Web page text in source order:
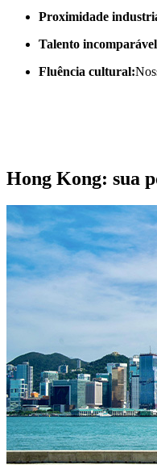
Proximidade
Talento
Fluência cultural:
Hong Kong: sua